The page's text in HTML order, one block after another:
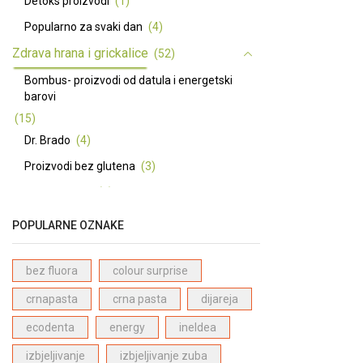
Popularno za svaki dan (4)
Zdrava hrana i grickalice (52)
Bombus- proizvodi od datula i energetski
barovi
(15)
Dr. Brado (4)
Proizvodi bez glutena (3)
(7)
Basmati riža dugo zrno - Pansari
Začini (5)
Ma Baker energetske i proteinske pločice
(12)
Prirodni zaslađivači (4)
Prirodna kozmetika (66)
POPULARNE OZNAKE
bez fluora colour surprise
crnapasta crna pasta dijareja
ecodenta energy ineldea
izbjeljivanje izbjeljivanje zuba